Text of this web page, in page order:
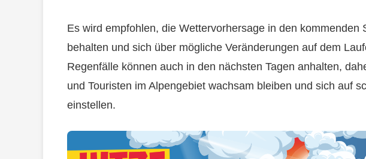
Es wird empfohlen, die Wettervorhersage in den kommenden
behalten und sich über mögliche Veränderungen auf dem
Regenfälle können auch in den nächsten Tagen anhalten,
und Touristen im Alpengebiet wachsam bleiben und sich auf
einstellen.